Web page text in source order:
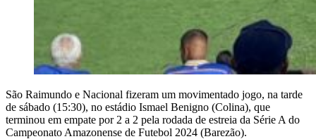
São Raimundo e Nacional fizeram um movimentado jogo, na tarde
de sábado (15:30), no estádio Ismael Benigno (Colina), que
terminou em empate por 2 a 2 pela rodada de estreia da Série A do
Campeonato Amazonense de Futebol 2024 (Barezão).